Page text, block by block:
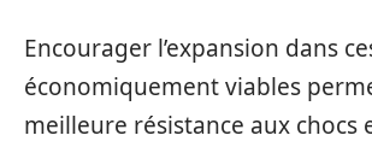
Encourager l’expansion dans
économiquement viables
meilleure résistance aux chocs